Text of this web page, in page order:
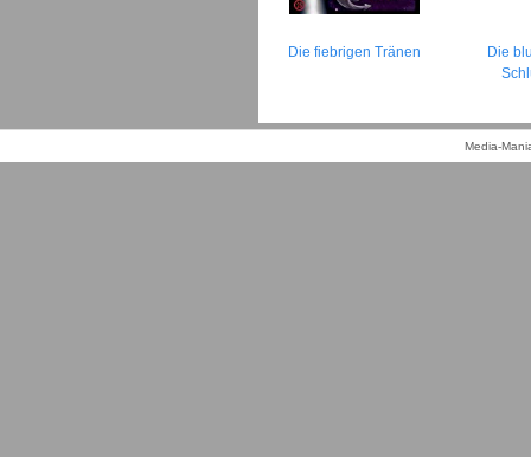
Die fiebrigen Tränen
Die
Media-